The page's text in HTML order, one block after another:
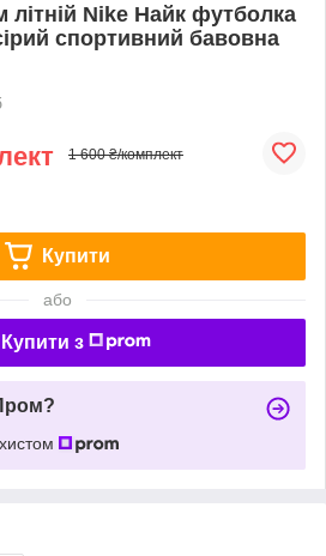
літній Nike Найк футболка
спортивний бавовна
1 600 ₴/комплект
Купити
або
Купити з